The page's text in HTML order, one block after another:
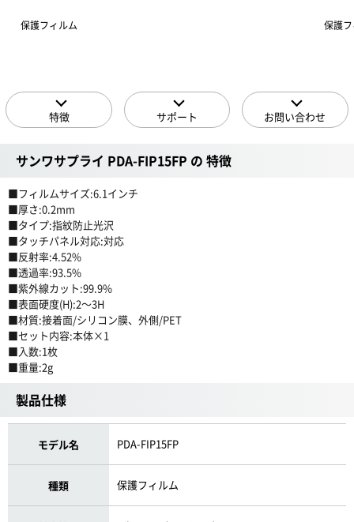
保護フィルム 保護
特徴 サポート お問い合わせ
サンワサプライ PDA-FIP15FP の 特徴
■フィルムサイズ:6.1インチ
■厚さ:0.2mm
■タイプ:指紋防止光沢
■タッチパネル対応:対応
■反射率:4.52%
■透過率:93.5%
■紫外線カット:99.9%
■表面硬度(H):2〜3H
■材質:接着面/シリコン膜、外側/PET
■セット内容:本体×1
■入数:1枚
■重量:2g
製品仕様
モデル名 PDA-FIP15FP
種類 保護フィルム